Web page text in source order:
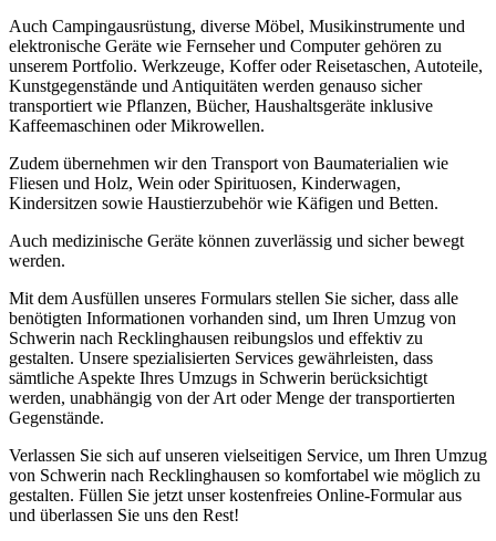
Auch Campingausrüstung, diverse Möbel, Musikinstrumente und
elektronische Geräte wie Fernseher und Computer gehören zu
unserem Portfolio. Werkzeuge, Koffer oder Reisetaschen, Autoteile,
Kunstgegenstände und Antiquitäten werden genauso sicher
transportiert wie Pflanzen, Bücher, Haushaltsgeräte inklusive
Kaffeemaschinen oder Mikrowellen.
Zudem übernehmen wir den Transport von Baumaterialien wie
Fliesen und Holz, Wein oder Spirituosen, Kinderwagen,
Kindersitzen sowie Haustierzubehör wie Käfigen und Betten.
Auch medizinische Geräte können zuverlässig und sicher bewegt
werden.
Mit dem Ausfüllen unseres Formulars stellen Sie sicher, dass alle
benötigten Informationen vorhanden sind, um Ihren Umzug von
Schwerin nach Recklinghausen reibungslos und effektiv zu
gestalten. Unsere spezialisierten Services gewährleisten, dass
sämtliche Aspekte Ihres Umzugs in Schwerin berücksichtigt
werden, unabhängig von der Art oder Menge der transportierten
Gegenstände.
Verlassen Sie sich auf unseren vielseitigen Service, um Ihren Umzug
von Schwerin nach Recklinghausen so komfortabel wie möglich zu
gestalten. Füllen Sie jetzt unser kostenfreies Online-Formular aus
und überlassen Sie uns den Rest!